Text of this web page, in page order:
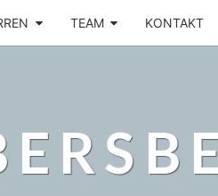
TEAM KONTAKT